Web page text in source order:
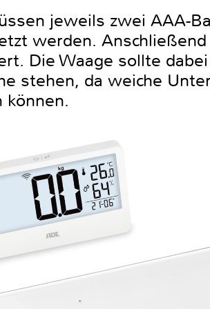
jeweils zwei AAA-
werden.
Die Waage sollte
stehen, da weiche
können.